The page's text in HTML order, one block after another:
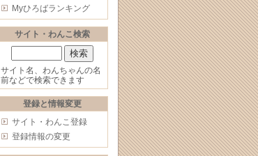
Myひろばランキング
サイト・わんこ検索
サイト名、わんちゃんの名
前などで検索できます
登録と情報変更
サイト・わんこ登録
登録情報の変更